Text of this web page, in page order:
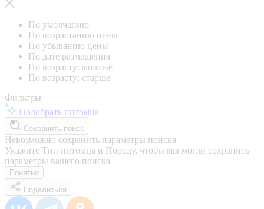
По умолчанию
По возрастанию цены
По убыванию цены
По дате размещения
По возрасту: моложе
По возрасту: старше
Фильтры
Подобрать питомца
Сохранить поиск
Невозможно сохранить параметры поиска
Укажите Тип питомца и Породу, чтобы мы могли сохранить
параметры вашего поиска
Понятно
Поделиться